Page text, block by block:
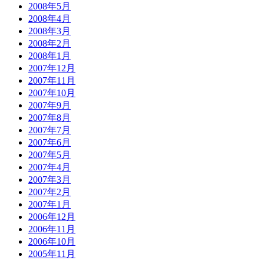
2008年5月
2008年4月
2008年3月
2008年2月
2008年1月
2007年12月
2007年11月
2007年10月
2007年9月
2007年8月
2007年7月
2007年6月
2007年5月
2007年4月
2007年3月
2007年2月
2007年1月
2006年12月
2006年11月
2006年10月
2005年11月